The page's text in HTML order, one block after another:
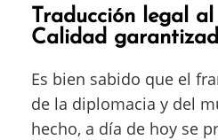
Traducción legal
Calidad
Es bien sabido que el
de la diplomacia y del
hecho, a día de hoy se